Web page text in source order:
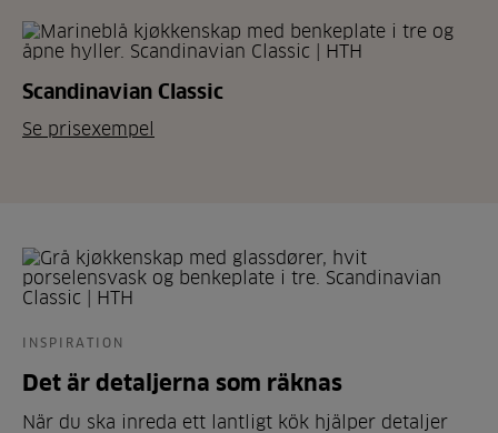
Scandinavian Classic
Se prisexempel
INSPIRATION
Det är detaljerna som räknas
När du ska inreda ett lantligt kök hjälper detaljer